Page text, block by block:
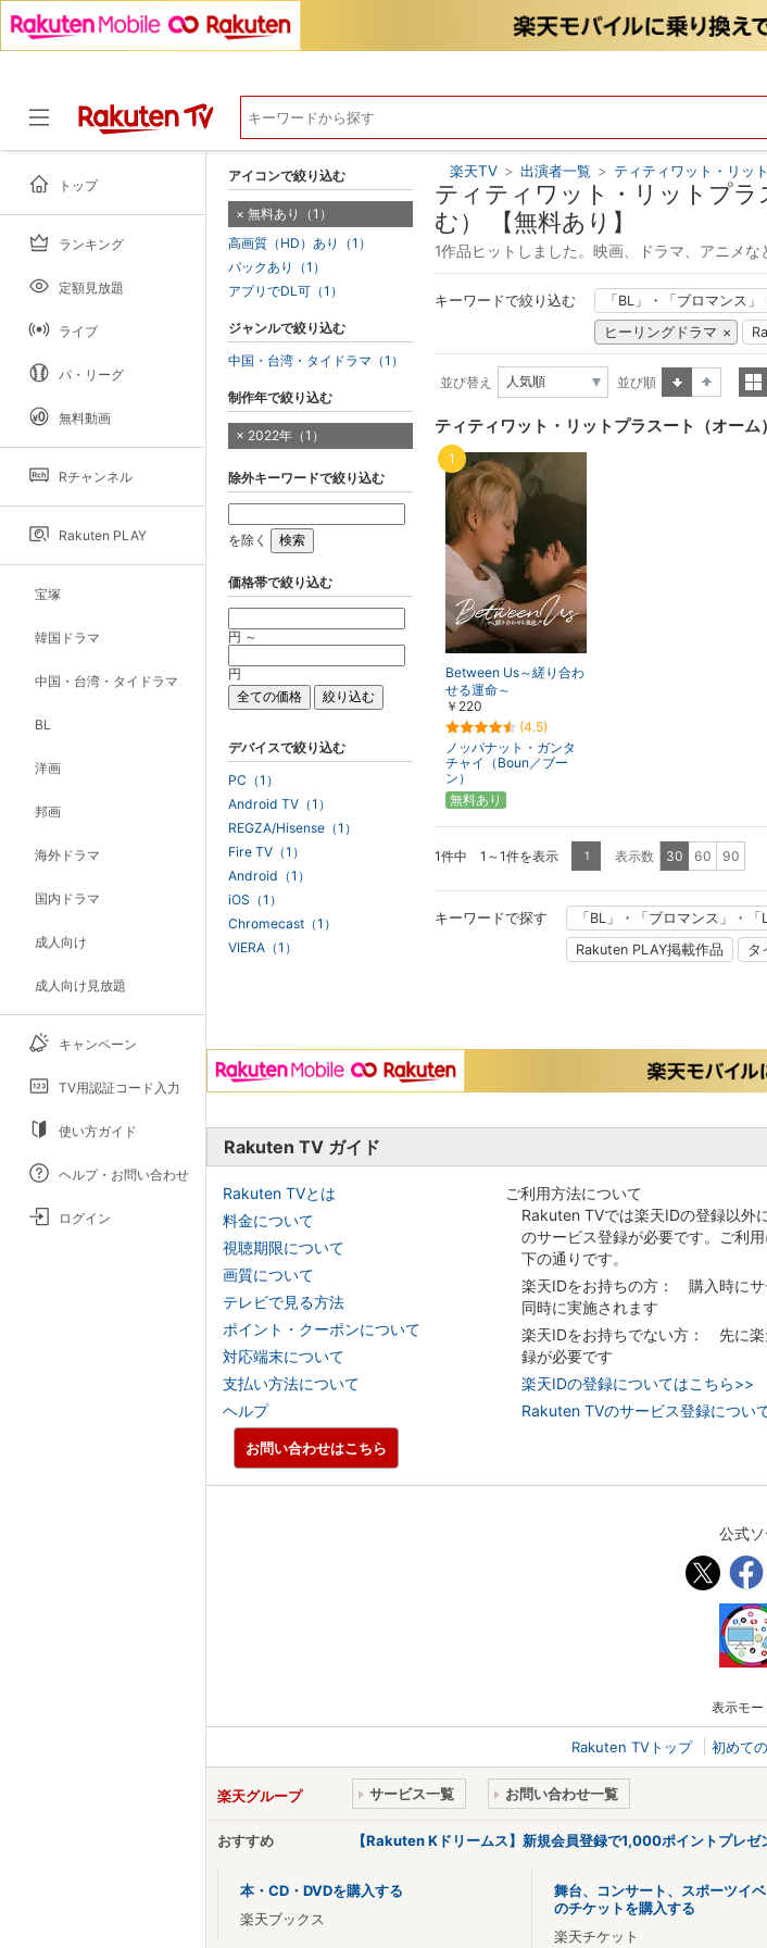
トップ
ランキング
定額見放題
ライブ
パ・リーグ
無料動画
Rチャンネル
Rakuten PLAY
宝塚
韓国ドラマ
中国・台湾・タイドラマ
BL
洋画
邦画
海外ドラマ
国内ドラマ
成人向け
成人向け見放題
キャンペーン
TV用認証コード入力
使い方ガイド
ヘルプ・お問い合わせ
ログイン
楽天TV > 出演者一覧 > ティティワット・リッ
ティティワット・リットプ
む） 【無料あり】
1作品ヒットしました。映画、ドラマ、アニメな
キーワードで絞り込む 「BL」・「ブロマンス
ヒーリングドラマ
並び替え
並び順
表示
ティティワット・リットプラスート（オー
Between Us～縒り合わ
せる運命～
￥220
(4.5)
ノッパナット・ガンタ
チャイ（Boun／ブー
ン）
1
無料あり
1件中 1～1件を表示 1 表示数 30 60 90
キーワードで探す 「BL」・「ブロマンス」・
Rakuten PLAY掲載作品
タ
アイコンで絞り込む
無料あり（1）
高画質（HD）あり（1）
パックあり（1）
アプリでDL可（1）
ジャンルで絞り込む
中国・台湾・タイドラマ（1）
制作年で絞り込む
2022年（1）
除外キーワードで絞り込む
を除く
価格帯で絞り込む
円 ～
円
デバイスで絞り込む
PC（1）
Android TV（1）
REGZA/Hisense（1）
Fire TV（1）
Android（1）
iOS（1）
Chromecast（1）
VIERA（1）
Rakuten TV ガイド
Rakuten TVとは
料金について
視聴期限について
画質について
テレビで見る方法
ポイント・クーポンについて
対応端末について
支払い方法について
ヘルプ
ご利用方法について
Rakuten TVでは楽天IDの登録以外
のサービス登録が必要です。ご利
下の通りです。
楽天IDをお持ちの方： 購入時にサ
同時に実施されます
楽天IDをお持ちでない方： 先に楽
録が必要です
楽天IDの登録についてはこちら>>
Rakuten TVのサービス登録につい
お問い合わせはこちら
公式
表示モー
Rakuten TVトップ 初めて
楽天グループ サービス一覧 お問い合わせ一覧
おすすめ 【Rakuten Kドリームス】新規会員登録で1,000ポイントプレゼ
本・CD・DVDを購入する
楽天ブックス
舞台、コンサート、スポーツイ
のチケットを購入する
楽天チケット